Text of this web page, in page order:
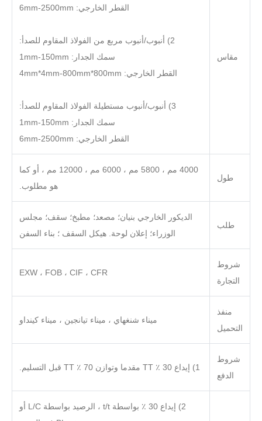
مقاس
القطر الخارجي: 6mm-2500mm
2) أنبوب/أنبوب مربع من الفولاذ المقاوم للصدأ:
سمك الجدار: 1mm-150mm
القطر الخارجي: 4mm*4mm-800mm*800mm
3) أنبوب/أنبوب مستطيلة الفولاذ المقاوم للصدأ:
سمك الجدار: 1mm-150mm
القطر الخارجي: 6mm-2500mm
طول
4000 مم ، 5800 مم ، 6000 مم ، 12000 مم ، أو كما
هو مطلوب.
طلب
الديكور الخارجي بنيان؛ مصعد؛ مطبخ؛ سقف؛ مجلس
الوزراء؛ إعلان لوحة. هيكل السقف ؛ بناء السفن
شروط
التجارة
EXW ، FOB ، CIF ، CFR
منفذ
التحميل
ميناء شنغهاي ، ميناء تيانجين ، ميناء كينداو
شروط
الدفع
1) إيداع 30 ٪ TT مقدما وتوازن 70 ٪ TT قبل التسليم.
2) إيداع 30 ٪ بواسطة t/t ، الرصيد بواسطة L/C أو